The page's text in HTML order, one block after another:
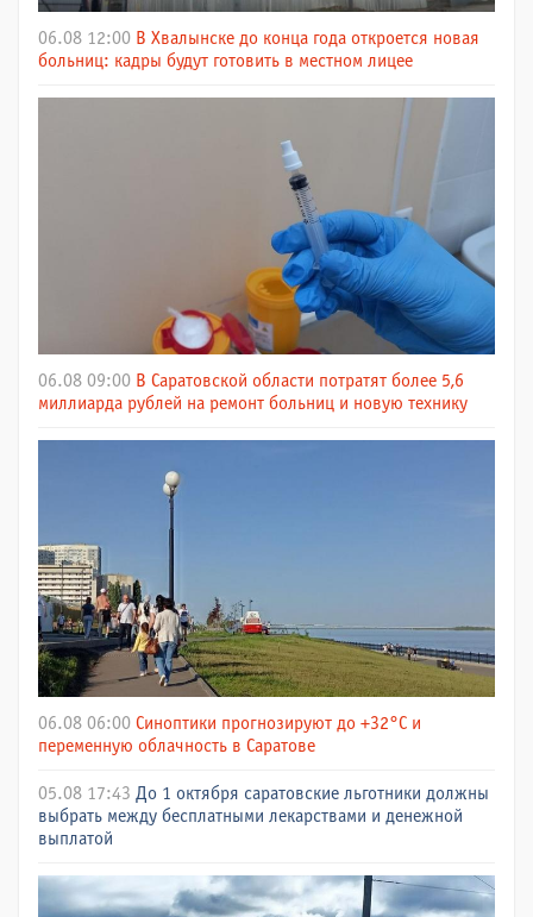
06.08 12:00 В Хвалынске до конца года откроется новая
больниц: кадры будут готовить в местном лицее
06.08 09:00 В Саратовской области потратят более 5,6
миллиарда рублей на ремонт больниц и новую технику
06.08 06:00 Синоптики прогнозируют до +32°C и
переменную облачность в Саратове
05.08 17:43 До 1 октября саратовские льготники должны
выбрать между бесплатными лекарствами и денежной
выплатой